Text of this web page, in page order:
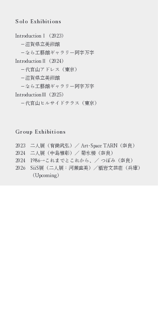
​Solo Exhibitions
IntroductionⅠ（2023）
－滋賀県立美術館
－なら工藝館ギャラリー阿字万字
IntroductionⅡ（2024）
－代官山アドレス（東京）
－滋賀県立美術館
－なら工藝館ギャラリー阿字万字
IntroductionⅢ（2025）
－代官山ヒルサイドテラス（東京）
​Group Exhibitions
​2023 二人展（有働武弘）／ Art-Space TARN（奈良）
2024 二人展（中島雅彰）／ 菊水楼（奈良）
2024 1986→これまでとこれから、／ つぼみ（奈良）
2026 SiiS展（二人展：河瀨直美）／甑岩文芸荘（兵庫）
（Upcoming）